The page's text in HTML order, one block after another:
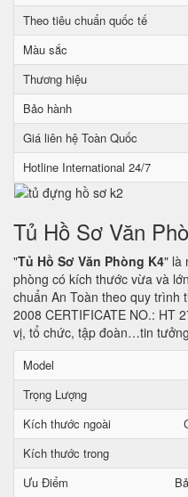
Theo tiêu chuẩn quốc tế
Màu sắc
Thương hiệu
Bảo hành
Giá liên hệ Toàn Quốc
Hotline International 24/7
Tủ Hồ Sơ Văn
"Tủ Hồ Sơ Văn Phòng K4" là
phòng có kích thước vừa và
chuẩn An Toàn theo quy
2008 CERTIFICATE NO.: HT
vị, tổ chức, tập đoàn…tin
Model
Trọng Lượng
Kích thước ngoài
Kích thước trong
Ưu Điểm